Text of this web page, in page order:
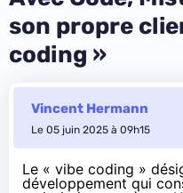
son propre
coding »
Vincent Hermann
Le 05 juin 2025 à 09h15
Le « vibe coding »
développement qui